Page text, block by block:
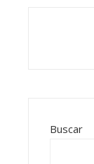
Buscar